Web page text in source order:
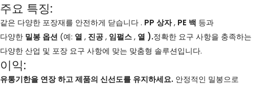
주요 특징:
같은 다양한 포장재를 안전하게 닫습니다 . PP 상자, PE 백 등과
다양한 밀봉 옵션 (예: 열 , 진공, 임펄스, 열 ).정확한 요구 사항을 충족하는
다양한 산업 및 포장 요구 사항에 맞는 맞춤형 솔루션입니다.
이익:
유통기한을 연장 하고 제품의 신선도를 유지하세요. 안정적인 밀봉으로